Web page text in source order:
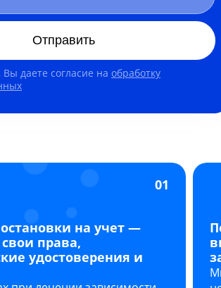
Отправить
даете согласие на обработку
01
на учет —
права,
удостоверения и